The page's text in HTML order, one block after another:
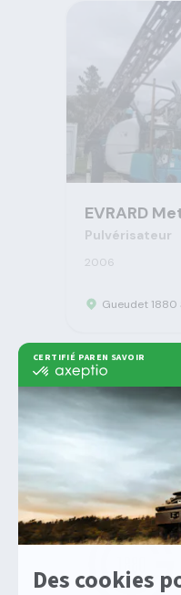
EVRARD
Pulvérisateur
2006
Gueudet 1880